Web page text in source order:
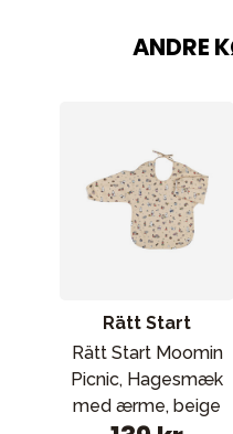
ANDRE
Rätt Start
Rätt Start Moomin
Picnic, Hagesmæk
med ærme, beige